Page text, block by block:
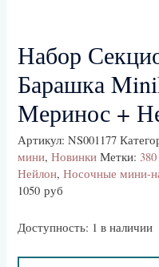
Набор
Барашка
Меринос +
Артикул:NS001177
мини,Новинки Метки:
Нейлон,Носочные мини-
1050руб
Доступность: 1 в наличии